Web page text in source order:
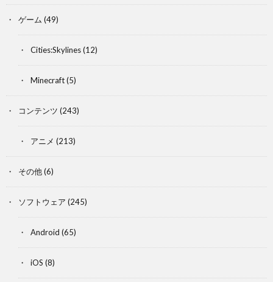
ゲーム (49)
Cities:Skylines(12)
Minecraft(5)
コンテンツ (243)
アニメ (213)
その他(6)
ソフトウェア (245)
Android (65)
iOS (8)